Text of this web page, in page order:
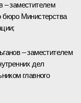
– заместителем
бюро Министерства
– заместителем
дел
главного